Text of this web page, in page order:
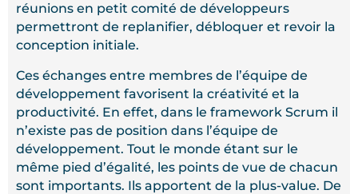
réunions en petit comité de développeurs
permettront de replanifier, débloquer et revoir la
conception initiale.
Ces échanges entre membres de l’équipe de
développement favorisent la créativité et la
productivité. En effet, dans le framework Scrum il
n’existe pas de position dans l’équipe de
développement. Tout le monde étant sur le
même pied d’égalité, les points de vue de chacun
sont importants. Ils apportent de la plus-value. De